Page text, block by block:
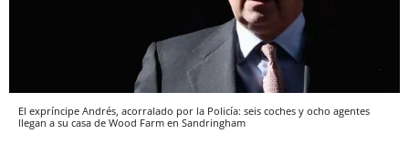
El expríncipe Andrés, acorralado por la Policía: seis coches y ocho agentes
llegan a su casa de Wood Farm en Sandringham